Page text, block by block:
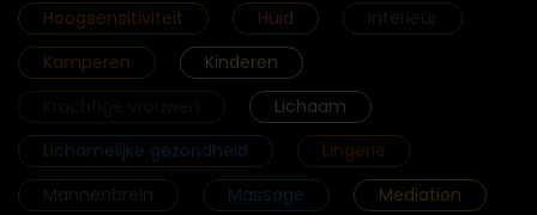
Hoogsensitiviteit
Huid
Interieur
Kamperen
Kinderen
Lichaam
Lichamelijke gezondheid
Lingerie
Mannenbrein
Massage
Mediation